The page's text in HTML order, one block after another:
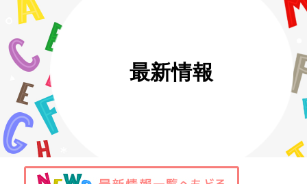
最新情報